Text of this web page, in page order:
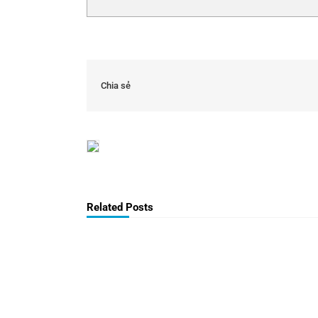
Chia sẻ
Related Posts